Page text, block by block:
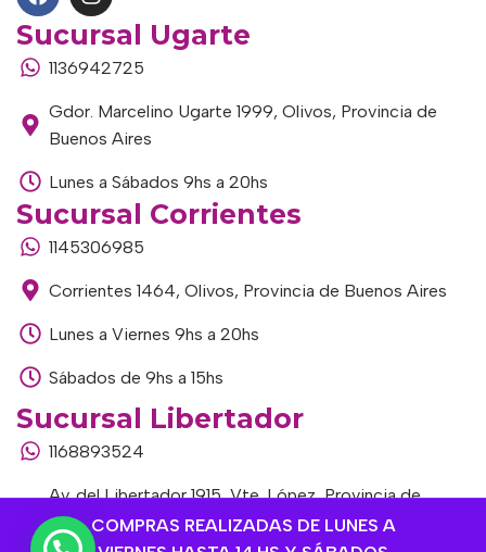
COMPRAS REALIZADAS DE LUNES A
Sucursal Ugarte
1136942725
Gdor. Marcelino Ugarte 1999, Olivos, Provincia de
Buenos Aires
Lunes a Sábados 9hs a 20hs
Sucursal Corrientes
1145306985
Corrientes 1464, Olivos, Provincia de Buenos Aires
Lunes a Viernes 9hs a 20hs
Sábados de 9hs a 15hs
Sucursal Libertador
1168893524
Av. del Libertador 1915, Vte. López, Provincia de
Buenos Aires